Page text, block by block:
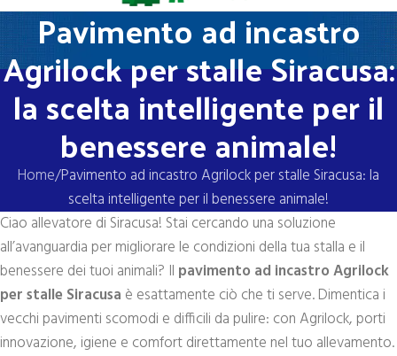
Pavimento ad incastro
Agrilock per stalle Siracusa:
la scelta intelligente per il
benessere animale!
Home Pavimento ad incastro Agrilock per stalle Siracusa: la
scelta intelligente per il benessere animale!
Ciao allevatore di Siracusa! Stai cercando una soluzione
all’avanguardia per migliorare le condizioni della tua stalla e il
benessere dei tuoi animali? Il pavimento ad incastro Agrilock
per stalle Siracusa è esattamente ciò che ti serve. Dimentica i
vecchi pavimenti scomodi e difficili da pulire: con Agrilock, porti
innovazione, igiene e comfort direttamente nel tuo allevamento.